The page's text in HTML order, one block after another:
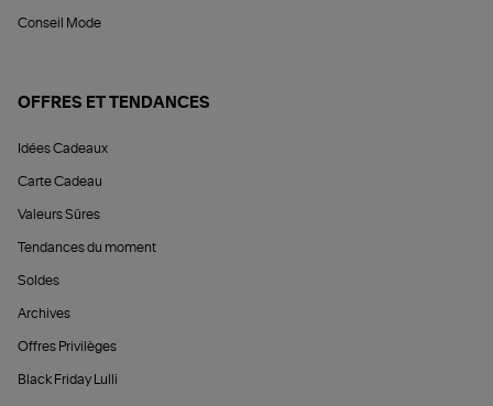
Conseil Mode
OFFRES ET TENDANCES
Idées Cadeaux
Carte Cadeau
Valeurs Sûres
Tendances du moment
Soldes
Archives
Offres Privilèges
Black Friday Lulli